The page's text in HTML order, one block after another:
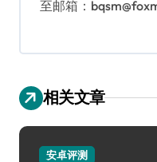
至邮箱：
相关文章
安卓评测